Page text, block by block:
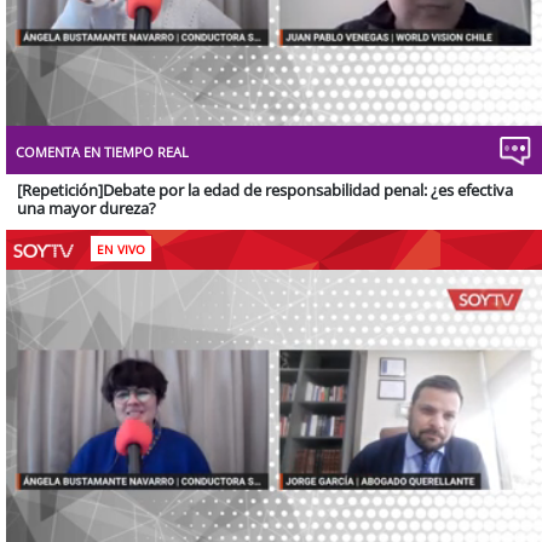
Type
COMENTA EN TIEMPO REAL
[Repetición]Debate por la edad de responsabilidad penal: ¿es efectiva
una mayor dureza?
EN VIVO